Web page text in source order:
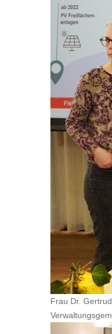
Frau Dr.